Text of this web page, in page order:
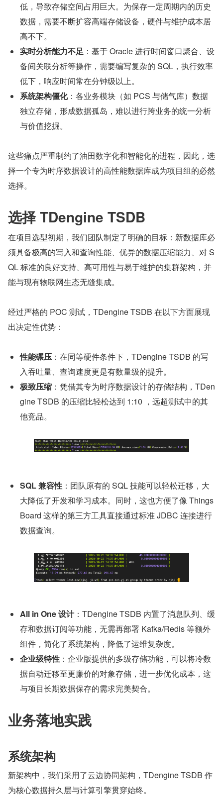
低，导致存储空间占用巨大。为保存一定周期内的历史
数据，需要不断扩容高端存储设备，硬件与维护成本居
高不下。
实时分析能力不足 ：基于 Oracle 进行时间窗口聚合、设
备间关联分析等操作，需要编写复杂的 SQL，执行效率
低下，响应时间常在分钟级以上。
系统架构僵化：各业务模块（如 PCS 与储气库）数据
独立存储，形成数据孤岛，难以进行跨业务的统一分析
与价值挖掘。
这些痛点严重制约了油田数字化和智能化的进程，因此，选
择一个专为时序数据设计的高性能数据库成为项目组的必然
选择。
选择 TDengine TSDB
在项目选型初期，我们团队制定了明确的目标：新数据库必
须具备极高的写入和查询性能、优异的数据压缩能力、对 S
QL 标准的良好支持、高可用性与易于维护的集群架构，并
能与现有物联网生态无缝集成。
经过严格的 POC 测试，TDengine TSDB 在以下方面展现
出决定性优势：
性能碾压 ：在同等硬件条件下，TDengine TSDB 的写
入吞吐量、查询速度更是有数量级的提升。
极致压缩 ：凭借其专为时序数据设计的存储结构，TDen
gine TSDB 的压缩比轻松达到 1:10 ，远超测试中的其
他竞品。
SQL 兼容性 ：团队原有的 SQL 技能可以轻松迁移，大
大降低了开发和学习成本。同时，这也方便了像 Things
Board 这样的第三方工具直接通过标准 JDBC 连接进行
数据查询。
All in One 设计：TDengine TSDB 内置了消息队列、缓
存和数据订阅等功能，无需再部署 Kafka/Redis 等额外
组件，简化了系统架构，降低了运维复杂度。
企业级特性 ：企业版提供的多级存储功能，可以将冷数
据自动迁移至更廉价的对象存储，进一步优化成本，这
与项目长期数据保存的需求完美契合。
业务落地实践
系统架构
新架构中，我们采用了云边协同架构，TDengine TSDB 作
为核心数据持久层与计算引擎贯穿始终。